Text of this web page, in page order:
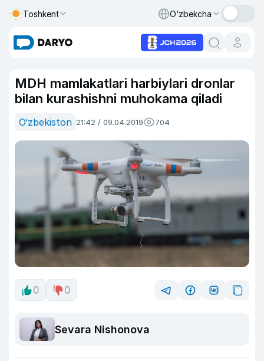
Toshkent O‘zbekcha
MDH mamlakatlari harbiylari dronlar
bilan kurashishni muhokama qiladi
O‘zbekiston 21:42 / 09.04.2019 704
0 0
Sevara Nishonova